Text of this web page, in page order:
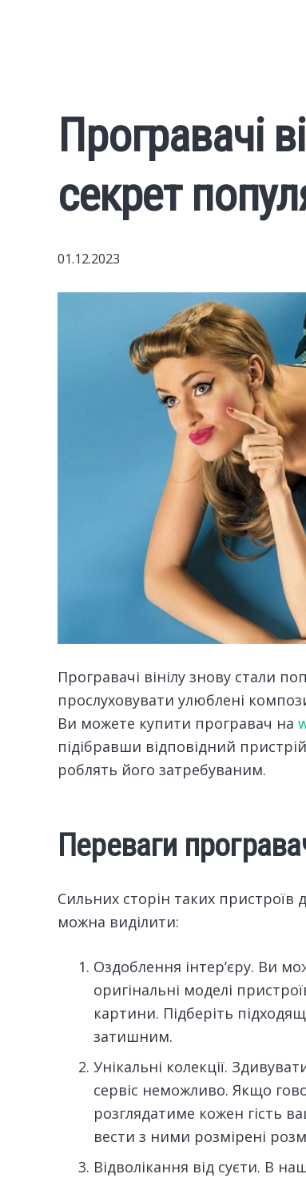
Програвачі
секрет
01.12.2023
Програвачі вінілу знову стали
прослуховувати улюблені
Ви можете купити програвач на
підібравши відповідний
роблять його затребуваним.
Переваги
Сильних сторін таких пристроїв
можна виділити:
Оздоблення інтер’єру. Ви
оригінальні моделі
картини. Підберіть
затишним.
Унікальні колекції.
сервіс неможливо. Якщо
розглядатиме кожен гість
вести з ними розмірені
Відволікання від суєти. В